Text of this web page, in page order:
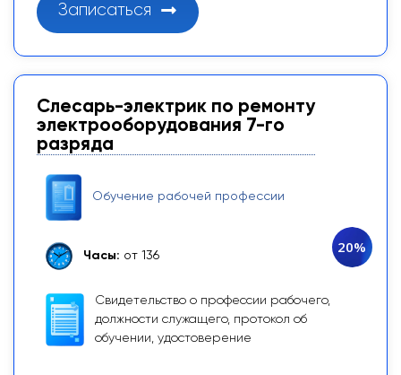
Записаться
Слесарь-электрик по ремонту
электрооборудования 7-го
разряда
Обучение рабочей профессии
Часы: от 136
Свидетельство о профессии рабочего,
должности служащего, протокол об
обучении, удостоверение
20%